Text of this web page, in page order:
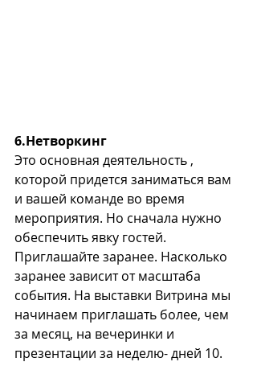
6.Нетворкинг
Это основная деятельность ,
которой придется заниматься вам
и вашей команде во время
мероприятия. Но сначала нужно
обеспечить явку гостей.
Приглашайте заранее. Насколько
заранее зависит от масштаба
события. На выставки Витрина мы
начинаем приглашать более, чем
за месяц, на вечеринки и
презентации за неделю- дней 10.